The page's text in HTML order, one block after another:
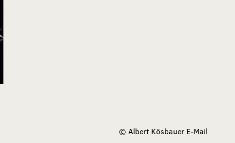
© Albert Kösbauer E-Mail